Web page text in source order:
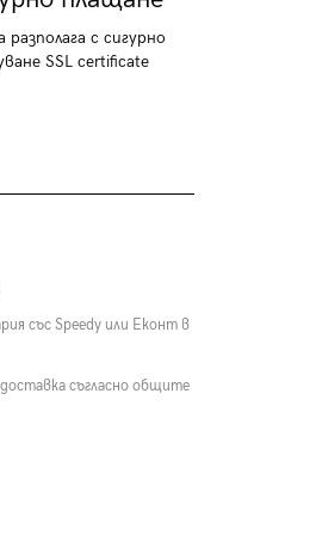
с сигурно
SSL certificate
със Speedy или Еконт в
съгласно общите